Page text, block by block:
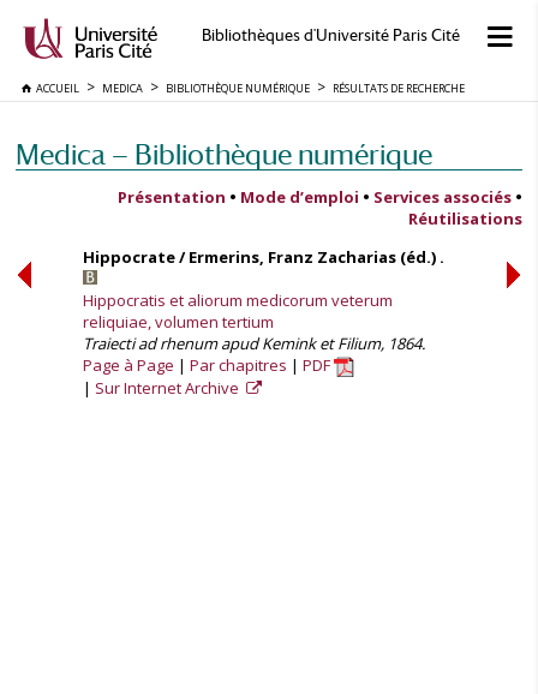
Bibliothèques d'Université Paris Cité
ACCUEIL MEDICA BIBLIOTHÈQUE NUMÉRIQUE RÉSULTATS DE RECHERCHE
Medica — Bibliothèque numérique
Présentation • Mode d’emploi • Services associés •
Réutilisations
Hippocrate / Ermerins, Franz Zacharias (éd.) .
Hippocratis et aliorum medicorum veterum
reliquiae, volumen tertium
Traiecti ad rhenum apud Kemink et Filium, 1864.
Page à Page
Par chapitres
PDF
Sur Internet Archive